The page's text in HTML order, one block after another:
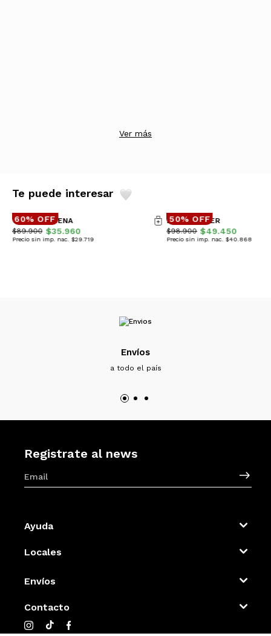
Ver más
Te puede interesar
60% OFF
CAMPERA VIENA
$89.900 $35.960
Precio sin imp. nac. $29.719
50% OFF
BUZO HARPER
$98.900 $49.450
Precio sin imp. nac. $40.868
Envíos
a todo el país
Registrate al news
Ayuda
Locales
Envíos
Contacto